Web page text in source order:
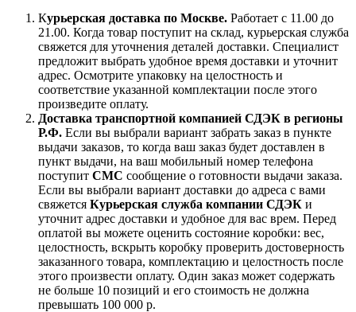
Курьерская доставка по Москве. Работает с 11.00 до
21.00. Когда товар поступит на склад, курьерская служба
свяжется для уточнения деталей доставки. Специалист
предложит выбрать удобное время доставки и уточнит
адрес. Осмотрите упаковку на целостность и
соответствие указанной комплектации после этого
произведите оплату.
Доставка транспортной компанией СДЭК в регионы
Р.Ф. Если вы выбрали вариант забрать заказ в пункте
выдачи заказов, то когда ваш заказ будет доставлен в
пункт выдачи, на ваш мобильный номер телефона
поступит СМС сообщение о готовности выдачи заказа.
Если вы выбрали вариант доставки до адреса с вами
свяжется Курьерская служба компании СДЭК и
уточнит адрес доставки и удобное для вас врем. Перед
оплатой вы можете оценить состояние коробки: вес,
целостность, вскрыть коробку проверить достоверность
заказанного товара, комплектацию и целостность после
этого произвести оплату. Один заказ может содержать
не больше 10 позиций и его стоимость не должна
превышать 100 000 р.